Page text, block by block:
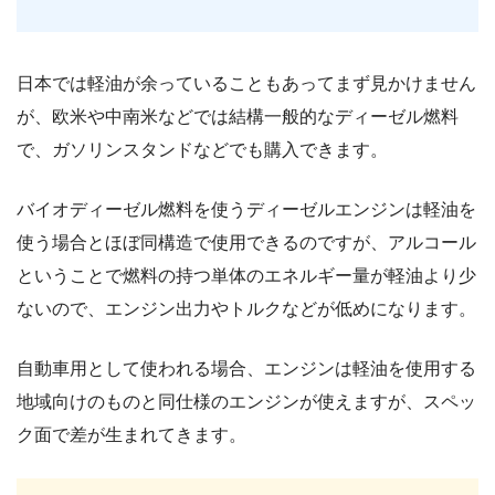
日本では軽油が余っていることもあってまず見かけません
が、欧米や中南米などでは結構一般的なディーゼル燃料
で、ガソリンスタンドなどでも購入できます。
バイオディーゼル燃料を使うディーゼルエンジンは軽油を
使う場合とほぼ同構造で使用できるのですが、アルコール
ということで燃料の持つ単体のエネルギー量が軽油より少
ないので、エンジン出力やトルクなどが低めになります。
自動車用として使われる場合、エンジンは軽油を使用する
地域向けのものと同仕様のエンジンが使えますが、スペッ
ク面で差が生まれてきます。